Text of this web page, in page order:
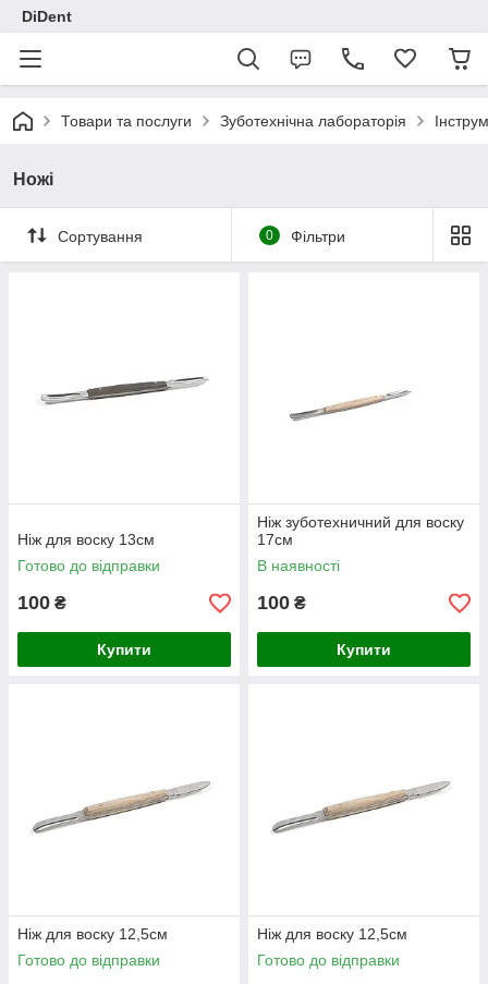
DiDent
Товари та послуги Зуботехнічна лабораторія
Ножі
Сортування 0 Фільтри
Ніж для воску 13см
Готово до відправки
100 ₴
Купити
Ніж зуботехничний для воску
17см
В наявності
100 ₴
Купити
Ніж для воску 12,5см
Готово до відправки
Ніж для воску 12,5см
Готово до відправки